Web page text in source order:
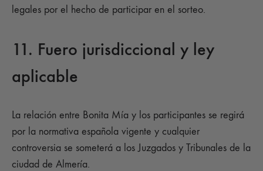
legales por el hecho de participar en el sorteo.
11. Fuero jurisdiccional y ley
aplicable
La relación entre Bonita Mía y los participantes se regirá
por la normativa española vigente y cualquier
controversia se someterá a los Juzgados y Tribunales de la
ciudad de Almería.